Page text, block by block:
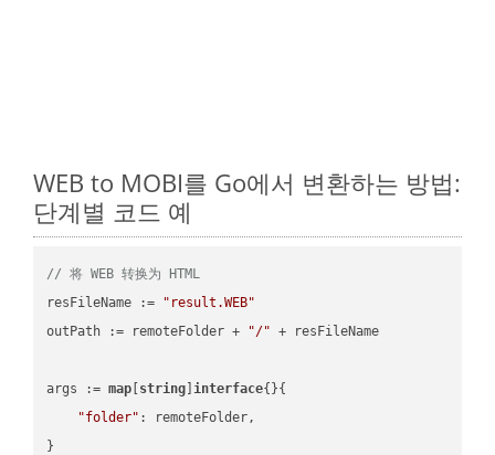
WEB to MOBI를 Go에서 변환하는 방법:
단계별 코드 예
// 将 WEB 转换为 HTML
resFileName :=
"result.WEB"
outPath := remoteFolder +
"/" + resFileName
args := map string ]interface{}{
"folder" : remoteFolder,
}